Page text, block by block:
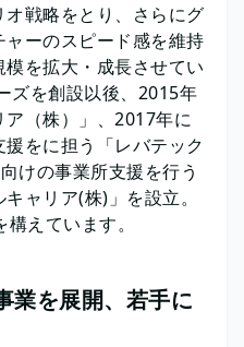
戦略をとり、さらにグ
ーのスピード感を維持
を拡大・成長させてい
ズを創設以後、2015年
（株）」、2017年に
をに担う「レバテック
けの事業所支援を行う
ャリア(株)」を設立。
えています。
業を展開、若手に